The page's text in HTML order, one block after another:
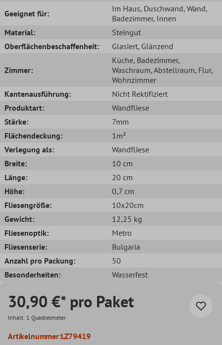
Geeignet für:
Im Haus, Duschwand, Wand,
Badezimmer, Innen
Material:
Steingut
Oberflächenbeschaffenheit:
Glasiert, Glänzend
Zimmer:
Küche, Badezimmer,
Waschraum, Abstellraum, Flur,
Wohnzimmer
Kantenausführung:
Nicht Rektifiziert
Produktart:
Wandfliese
Stärke:
7mm
Flächendeckung:
1m²
Verlegung als:
Wandfliese
Breite:
10 cm
Länge:
20 cm
Höhe:
0,7 cm
Fliesengröße:
10x20cm
Gewicht:
12,25 kg
Fliesenoptik:
Metro
Fliesenserie:
Bulgaria
Anzahl pro Packung:
50
Besonderheiten:
Wasserfest
30,90 €* pro Paket
Inhalt: 1 Quadratmeter
Artikelnummer:LZ79419